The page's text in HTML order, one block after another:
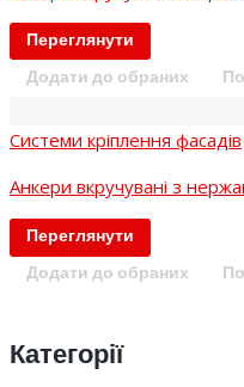
Переглянути
Додати до обраних
Системи кріплення фасадів
Анкери вкручувані з
Переглянути
Додати до обраних
Категорії